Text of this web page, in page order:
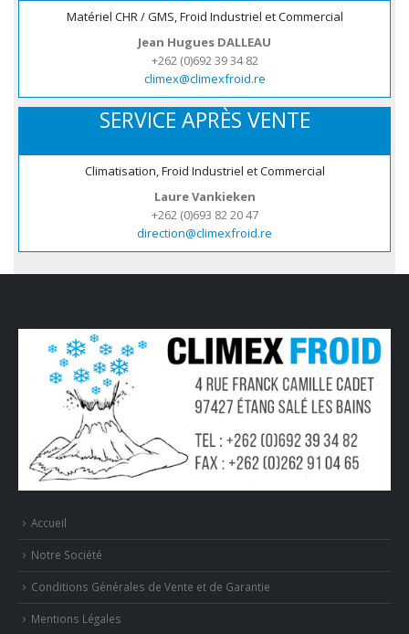
Matériel CHR / GMS, Froid Industriel et Commercial
Jean Hugues DALLEAU
+262 (0)692 39 34 82
climex@climexfroid.re
SERVICE APRÈS VENTE
Climatisation, Froid Industriel et Commercial
Laure Vankieken
+262 (0)693 82 20 47
direction@climexfroid.re
Accueil
Notre Société
Conditions Générales de Vente et de Garantie
Mentions Légales